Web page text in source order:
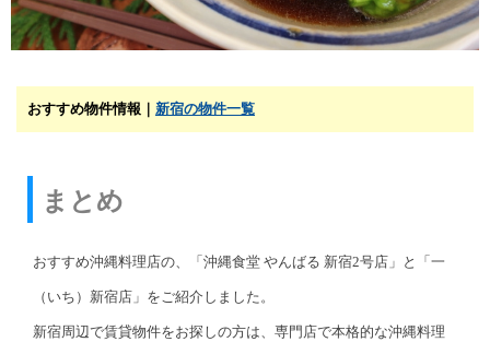
おすすめ物件情報｜ 新宿の物件一覧
まとめ
おすすめ沖縄料理店の、「沖縄食堂 やんばる 新宿2号店」と「一
（いち）新宿店」をご紹介しました。
新宿周辺で賃貸物件をお探しの方は、専門店で本格的な沖縄料理